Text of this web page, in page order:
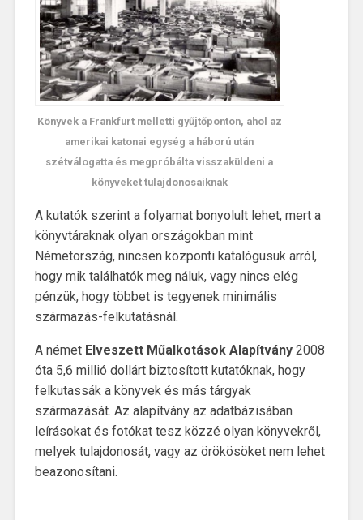
Könyvek a Frankfurt melletti gyűjtőponton, ahol az
amerikai katonai egység a háború után
szétválogatta és megpróbálta visszaküldeni a
könyveket tulajdonosaiknak
A kutatók szerint a folyamat bonyolult lehet, mert a
könyvtáraknak olyan országokban mint
Németország, nincsen központi katalógusuk arról,
hogy mik találhatók meg náluk, vagy nincs elég
pénzük, hogy többet is tegyenek minimális
származás-felkutatásnál.
A német Elveszett Műalkotások Alapítvány2008
óta 5,6 millió dollárt biztosított kutatóknak, hogy
felkutassák a könyvek és más tárgyak
származását. Az alapítvány az adatbázisában
leírásokat és fotókat tesz közzé olyan könyvekről,
melyek tulajdonosát, vagy az örökösöket nem lehet
beazonosítani.